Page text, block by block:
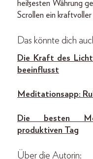
heißesten Währung
Scrollen ein
Das könnte dich
Die Kraft des
beeinflusst
Meditationsapp:
Die besten
produktiven Tag
Über die Autorin: